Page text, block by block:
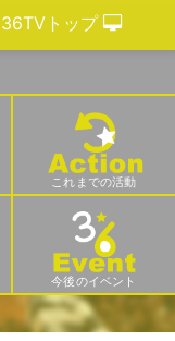
これまでの活動
今後のイベント
36TVトップ